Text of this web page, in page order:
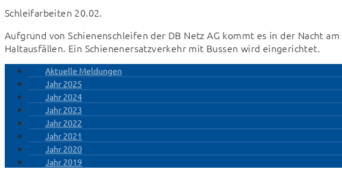
Schleifarbeiten 20.02.
Aufgrund von Schienenschleifen der DB Netz AG kommt es in der Nacht
Haltausfällen. Ein Schienenersatzverkehr mit Bussen wird eingerichtet.
Aktuelle Meldungen
Jahr 2025
Jahr 2024
Jahr 2023
Jahr 2022
Jahr 2021
Jahr 2020
Jahr 2019